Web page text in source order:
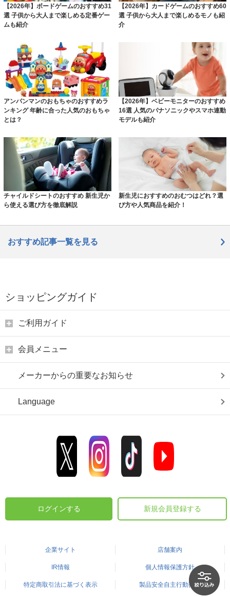
【2026年】ボードゲームのおすすめ31
選 子供から大人まで楽しめる定番ゲー
ムも紹介
【2026年】カードゲームのおすすめ60
選 子供から大人まで楽しめるモノも紹
介
アンパンマンのおもちゃのおすすめラ
ンキング 年齢に合った人気のおもちゃ
とは？
【2026年】ベビーモニターのおすすめ
16選 人気のパナソニックやスマホ連動
モデルも紹介
チャイルドシートのおすすめ 新生児か
ら使える選び方を徹底解説
新生児におすすめのおむつはどれ？選
び方や人気商品を紹介！
おすすめ記事一覧を見る
ショッピングガイド
ご利用ガイド
会員メニュー
メーカーからの重要なお知らせ
Language
ログインする 新規会員登録する
企業サイト 店舗案内
IR情報 個人情報保護方針
特定商取引法に基づく表示 製品安全自主行動指針